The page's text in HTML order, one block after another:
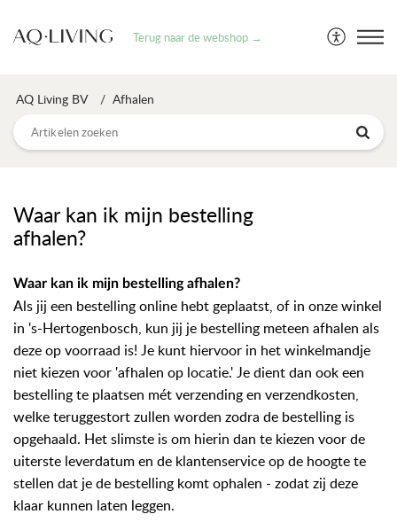
Terug naar de webshop →
AQ Living BV Afhalen
Waar kan ik mijn bestelling
afhalen?
Waar kan ik mijn bestelling afhalen?
Als jij een bestelling online hebt geplaatst, of in onze winkel
in 's-Hertogenbosch, kun jij je bestelling meteen afhalen als
deze op voorraad is! Je kunt hiervoor in het winkelmandje
niet kiezen voor 'afhalen op locatie.' Je dient dan ook een
bestelling te plaatsen mét verzending en verzendkosten,
welke teruggestort zullen worden zodra de bestelling is
opgehaald. Het slimste is om hierin dan te kiezen voor de
uiterste leverdatum en de klantenservice op de hoogte te
stellen dat je de bestelling komt ophalen - zodat zij deze
klaar kunnen laten leggen.